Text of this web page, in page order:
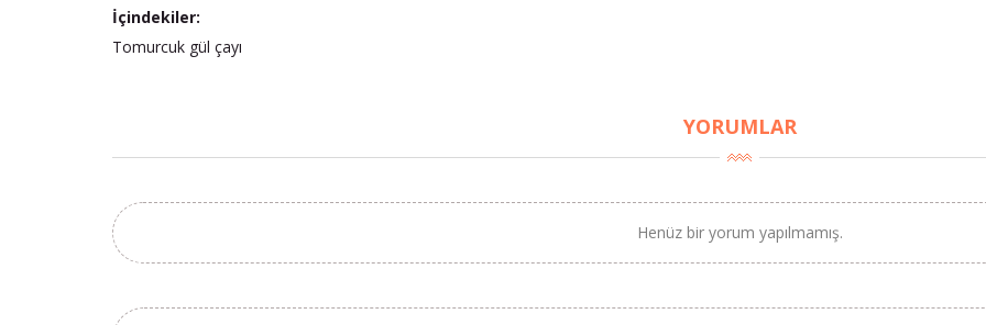
İçindekiler:
Tomurcuk gül çayı
YORUMLAR
Henüz bir yorum yapılmamış.